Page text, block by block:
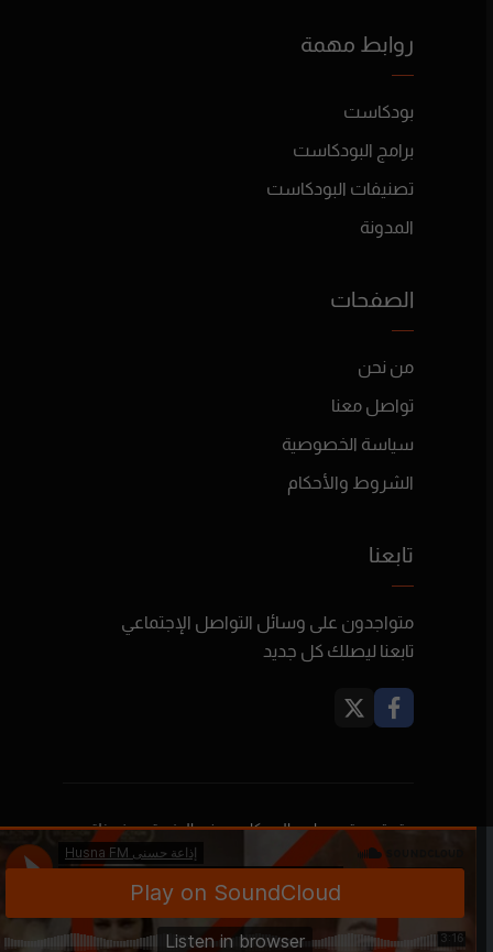
روابط مهمة
بودكاست
برامج البودكاست
تصنيفات البودكاست
المدونة
الصفحات
من نحن
تواصل معنا
سياسة الخصوصية
الشروط والأحكام
تابعنا
متواجدون على وسائل التواصل الإجتماعي
تابعنا ليصلك كل جديد
حقوق محتوى برامج البودكاست في المنصة محفوظة
لأصحابها ولا تعبر بالضرورة عن رأي بودكاست فلسطين